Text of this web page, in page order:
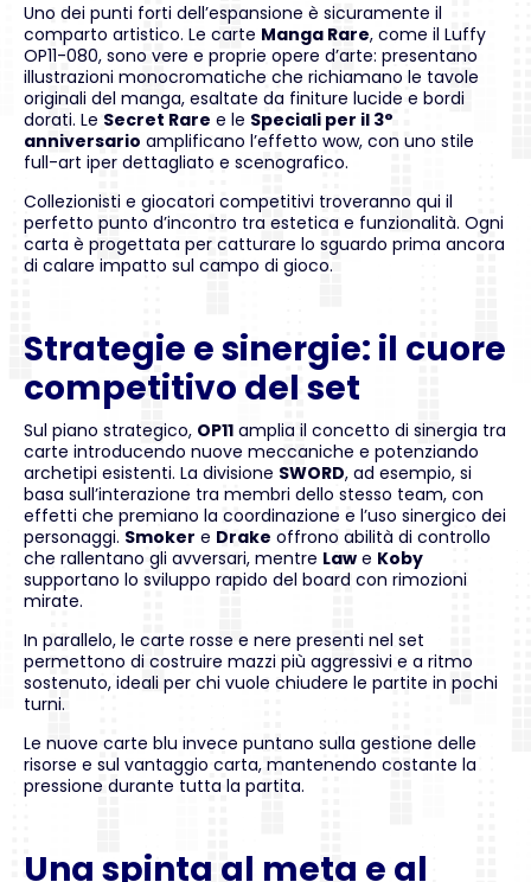
Uno dei punti forti dell’espansione è sicuramente il
comparto artistico. Le carte Manga Rare, come il Luffy
OP11-080, sono vere e proprie opere d’arte: presentano
illustrazioni monocromatiche che richiamano le tavole
originali del manga, esaltate da finiture lucide e bordi
dorati. Le Secret Rare e le Speciali per il 3°
anniversario amplificano l’effetto wow, con uno stile
full-art iper dettagliato e scenografico.
Collezionisti e giocatori competitivi troveranno qui il
perfetto punto d’incontro tra estetica e funzionalità. Ogni
carta è progettata per catturare lo sguardo prima ancora
di calare impatto sul campo di gioco.
Strategie e sinergie: il cuore
competitivo del set
Sul piano strategico, OP11 amplia il concetto di sinergia tra
carte introducendo nuove meccaniche e potenziando
archetipi esistenti. La divisione SWORD, ad esempio, si
basa sull’interazione tra membri dello stesso team, con
effetti che premiano la coordinazione e l’uso sinergico dei
personaggi. Smoker e Drake offrono abilità di controllo
che rallentano gli avversari, mentre Law e Koby
supportano lo sviluppo rapido del board con rimozioni
mirate.
In parallelo, le carte rosse e nere presenti nel set
permettono di costruire mazzi più aggressivi e a ritmo
sostenuto, ideali per chi vuole chiudere le partite in pochi
turni.
Le nuove carte blu invece puntano sulla gestione delle
risorse e sul vantaggio carta, mantenendo costante la
pressione durante tutta la partita.
Una spinta al meta e al